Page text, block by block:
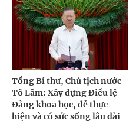
Tổng Bí thư, Chủ tịch nước
Tô Lâm: Xây dựng Điều lệ
Đảng khoa học, dễ thực
hiện và có sức sống lâu dài